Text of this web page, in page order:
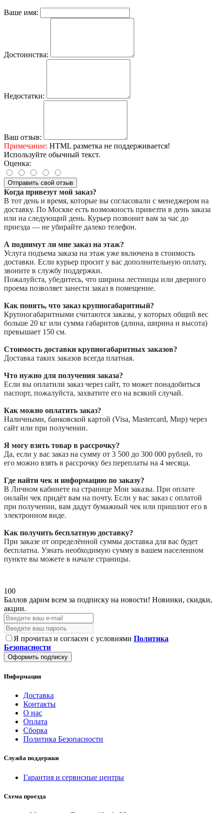
Ваше имя:
Достоинства:
Недостатки:
Ваш отзыв:
Примечание: HTML разметка не поддерживается!
Используйте обычный текст.
Оценка:
Отправить свой отзыв
Когда привезут мой заказ?
В тот день и время, которые вы согласовали с менеджером на
доставку. По Москве есть возможность привезти в день заказа
или на следующий день. Курьер позвонит вам за час до
приезда — не убирайте далеко телефон.
А поднимут ли мне заказ на этаж?
Услуга подъема заказа на этаж уже включена в стоимость
доставки. Если курьер просит у вас дополнительную оплату,
звоните в службу поддержки.
Пожалуйста, убедитесь, что ширина лестницы или дверного
проема позволяет занести заказ в помещение.
Как понять, что заказ крупногабаритный?
Крупногабаритными считаются заказы, у которых общий вес
больше 20 кг или сумма габаритов (длина, ширина и высота)
превышает 150 см.
Стоимость доставки крупногабаритных заказов?
Доставка таких заказов всегда платная.
Что нужно для получения заказа?
Если вы оплатили заказ через сайт, то может понадобиться
паспорт, пожалуйста, захватите его на всякий случай.
Как можно оплатить заказ?
Наличными, банковской картой (Visa, Mastercard, Мир) через
сайт или при получении.
Я могу взять товар в рассрочку?
Да, если у вас заказ на сумму от 3 500 до 300 000 рублей, то
его можно взять в рассрочку без переплаты на 4 месяца.
Где найти чек и информацию по заказу?
В Личном кабинете на странице Мои заказы. При оплате
онлайн чек придёт вам на почту. Если у вас заказ с оплатой
при получении, вам дадут бумажный чек или пришлют его в
электронном виде.
Как получить бесплатную доставку?
При заказе от определённой суммы доставка для вас будет
бесплатна. Узнать необходимую сумму в вашем населенном
пункте вы можете в начале страницы.
100
Баллов дарим всем за подписку на новости! Новинки, скидки,
акции.
Я прочитал и согласен с условиями Политика
Безопасности
Оформить подписку
Информация
Доставка
Контакты
О нас
Оплата
Сборка
Политика Безопасности
Служба поддержки
Гарантия и сервисные центры
Схема проезда